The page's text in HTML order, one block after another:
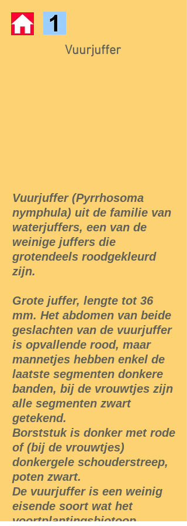
Vuurjuffer
Vuurjuffer (Pyrrhosoma
nymphula) uit de familie van
waterjuffers, een van de
weinige juffers die
grotendeels roodgekleurd
zijn.
Grote juffer, lengte tot 36
mm. Het abdomen van beide
geslachten van de vuurjuffer
is opvallende rood, maar
mannetjes hebben enkel de
laatste segmenten donkere
banden, bij de vrouwtjes zijn
alle segmenten zwart
getekend.
Borststuk is donker met rode
of (bij de vrouwtjes)
donkergele schouderstreep,
poten zwart.
De vuurjuffer is een weinig
eisende soort wat het
voortplantingsbiotoop